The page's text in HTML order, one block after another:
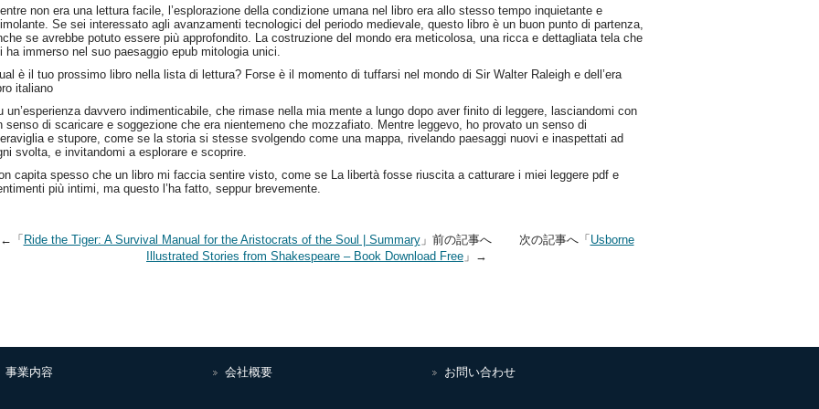
non era una lettura facile, l’esplorazione della condizione umana nel libro era allo stesso tempo inquietante e
Se sei interessato agli avanzamenti tecnologici del periodo medievale, questo libro è un buon punto di partenza,
se avrebbe potuto essere più approfondito. La costruzione del mondo era meticolosa, una ricca e dettagliata tela che
ha immerso nel suo paesaggio epub mitologia unici.
è il tuo prossimo libro nella lista di lettura? Forse è il momento di tuffarsi nel mondo di Sir Walter Raleigh e dell’era
italiano
un’esperienza davvero indimenticabile, che rimase nella mia mente a lungo dopo aver finito di leggere, lasciandomi con
senso di scaricare e soggezione che era nientemeno che mozzafiato. Mentre leggevo, ho provato un senso di
e stupore, come se la storia si stesse svolgendo come una mappa, rivelando paesaggi nuovi e inaspettati ad
svolta, e invitandomi a esplorare e scoprire.
capita spesso che un libro mi faccia sentire visto, come se La libertà fosse riuscita a catturare i miei leggere pdf e
più intimi, ma questo l’ha fatto, seppur brevemente.
←「 Ride the Tiger: A Survival Manual for the Aristocrats of the Soul | Summary」前の記事へ 次の記事へ「 Usborne
Illustrated Stories from Shakespeare – Book Download Free 」→
事業内容 会社概要 お問い合わせ